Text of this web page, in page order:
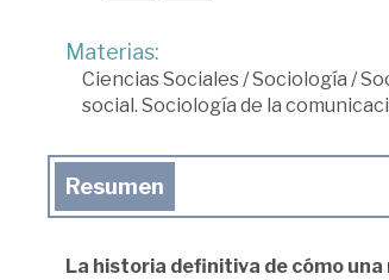
Materias:
Ciencias Sociales/Sociología /
social. Sociología de la
Resumen
La historia definitiva de cómo